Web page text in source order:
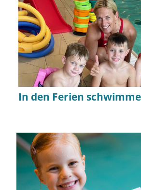
In den Ferien